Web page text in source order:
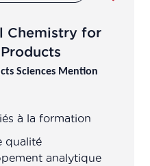
Chemistry for
Sciences Mention
à la formation
qualité
analytique